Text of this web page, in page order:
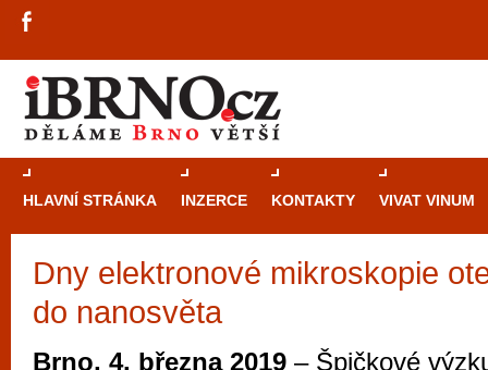
HLAVNÍ STRÁNKA INZERCE KONTAKTY VIVAT VINUM
Dny elektronové mikroskopie
do nanosvěta
Brno, 4. března 2019 – Špičkové
Průvodce
automaty